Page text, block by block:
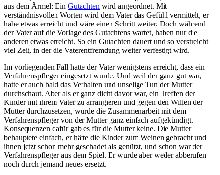
aus dem Ärmel: Ein Gutachten wird angeordnet. Mit
verständnisvollen Worten wird dem Vater das Gefühl vermittelt, er
habe etwas erreicht und wäre einen Schritt weiter. Doch während
der Vater auf die Vorlage des Gutachtens wartet, haben nur die
anderen etwas erreicht. So ein Gutachten dauert und so verstreicht
viel Zeit, in der die Vaterentfremdung weiter verfestigt wird.
Im vorliegenden Fall hatte der Vater wenigstens erreicht, dass ein
Verfahrens­pfleger eingesetzt wurde. Und weil der ganz gut war,
hatte er auch bald das Verhalten und unselige Tun der Mutter
durchschaut. Aber als er ganz dicht davor war, ein Treffen der
Kinder mit ihrem Vater zu arrangieren und gegen den Willen der
Mutter durchzusetzen, wurde die Zusammenarbeit mit dem
Verfahrens­pfleger von der Mutter ganz einfach aufgekündigt.
Konsequenzen dafür gab es für die Mutter keine. Die Mutter
behauptete einfach, er hätte die Kinder zum Weinen gebracht und
ihnen jetzt schon mehr geschadet als genützt, und schon war der
Verfahrens­pfleger aus dem Spiel. Er wurde aber weder abberufen
noch durch jemand neues ersetzt.